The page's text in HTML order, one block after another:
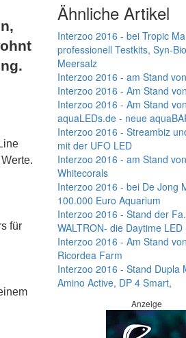
für
Ähnliche Artikel
Interzoo 2016 - bei Tropic
professionell Testkits, Syn-
Meersalz
Interzoo 2016 - am Stand
Interzoo 2016 - Am Stand
Interzoo 2016 - Am Stand von
aquaLEDs.de - neue
Interzoo 2016 - Streambiz
mit der UFO LED
Interzoo 2016 - am Stand
Whitecorals
Interzoo 2016 - bei De Jong
100.000 Euro Aquarium
Interzoo 2016 - Stand der Fa.
WALTRON- die Daytime LED
Interzoo 2016 - Am Stand
Ricordea Farm
Interzoo 2016 - Stand Dupla
Amino Active, DP 4 Smart,
Anzeige